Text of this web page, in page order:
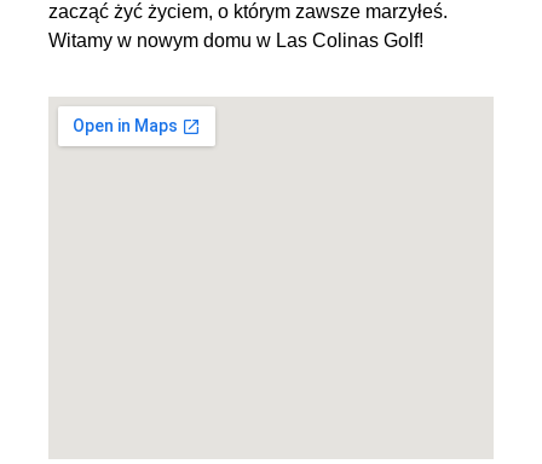
zacząć żyć życiem, o którym zawsze marzyłeś.
Witamy w nowym domu w Las Colinas Golf!